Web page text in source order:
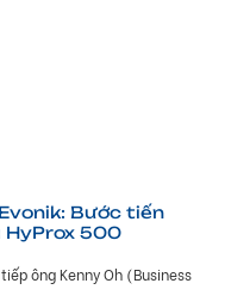
Bước tiến
500
ông Kenny Oh (Business